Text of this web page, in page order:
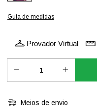
Guia de medidas
Provador Virtual
Meios de envio